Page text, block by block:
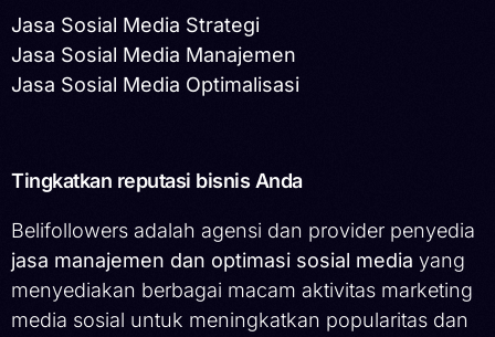
Jasa Sosial Media Strategi
Jasa Sosial Media Manajemen
Jasa Sosial Media Optimalisasi
Tingkatkan reputasi bisnis Anda
Belifollowers adalah agensi dan provider penyedia
jasa manajemen dan optimasi sosial media yang
menyediakan berbagai macam aktivitas marketing
media sosial untuk meningkatkan popularitas dan